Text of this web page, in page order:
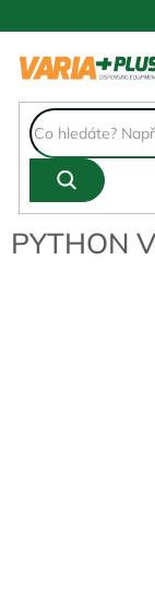
na
PYTHON
283 Kč